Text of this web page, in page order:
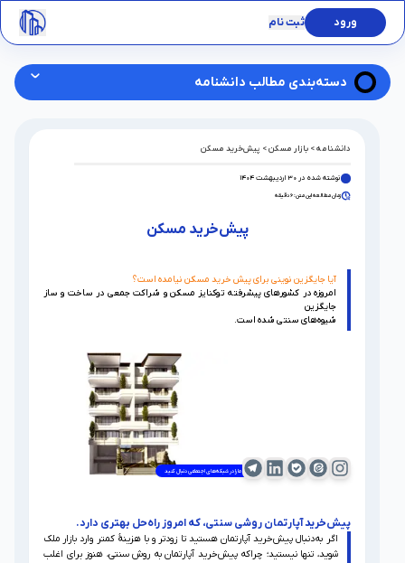
ورود ثبت نام
دسته‌بندی مطالب دانشنامه
صاب‌ملک در اخبار
فین تک
دانشنامه> بازار مسکن> پیش‌خرید مسکن
نوشته شده در 30 اردیبهشت 1404
زمان مطالعه این متن:6دقیقه
پیش‌خرید مسکن در مقابل توکنایز صاب‌ملک؛ کدام روش
پیش‌خرید مسکن
آیا جایگزین نوینی برای پیش خرید مسکن نیامده است؟
امروزه در کشورهای پیشرفته توکنایز مسکن و شراکت جمعی در ساخت و ساز
جایگزین
شیوه‌های سنتی شده است.
ما را در شبکه‌های اجتماعی دنبال کنید
پیش‌خرید آپارتمان روشی سنتی‌، که امروز راه‌حل بهتری دارد.
اگر به‌دنبال پیش‌خرید آپارتمان هستید تا زودتر و با هزینۀ کمتر وارد بازار ملک
شوید، تنها نیستید؛ چراکه پیش‌خرید آپارتمان به روش سنتی، هنوز برای اغلب